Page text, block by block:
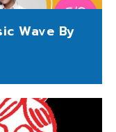
Wave By